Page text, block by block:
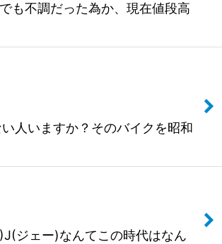
も不調だった為か、現在値段高
人いますか？そのバイクを昭和
ジェー)なんてこの時代はなん